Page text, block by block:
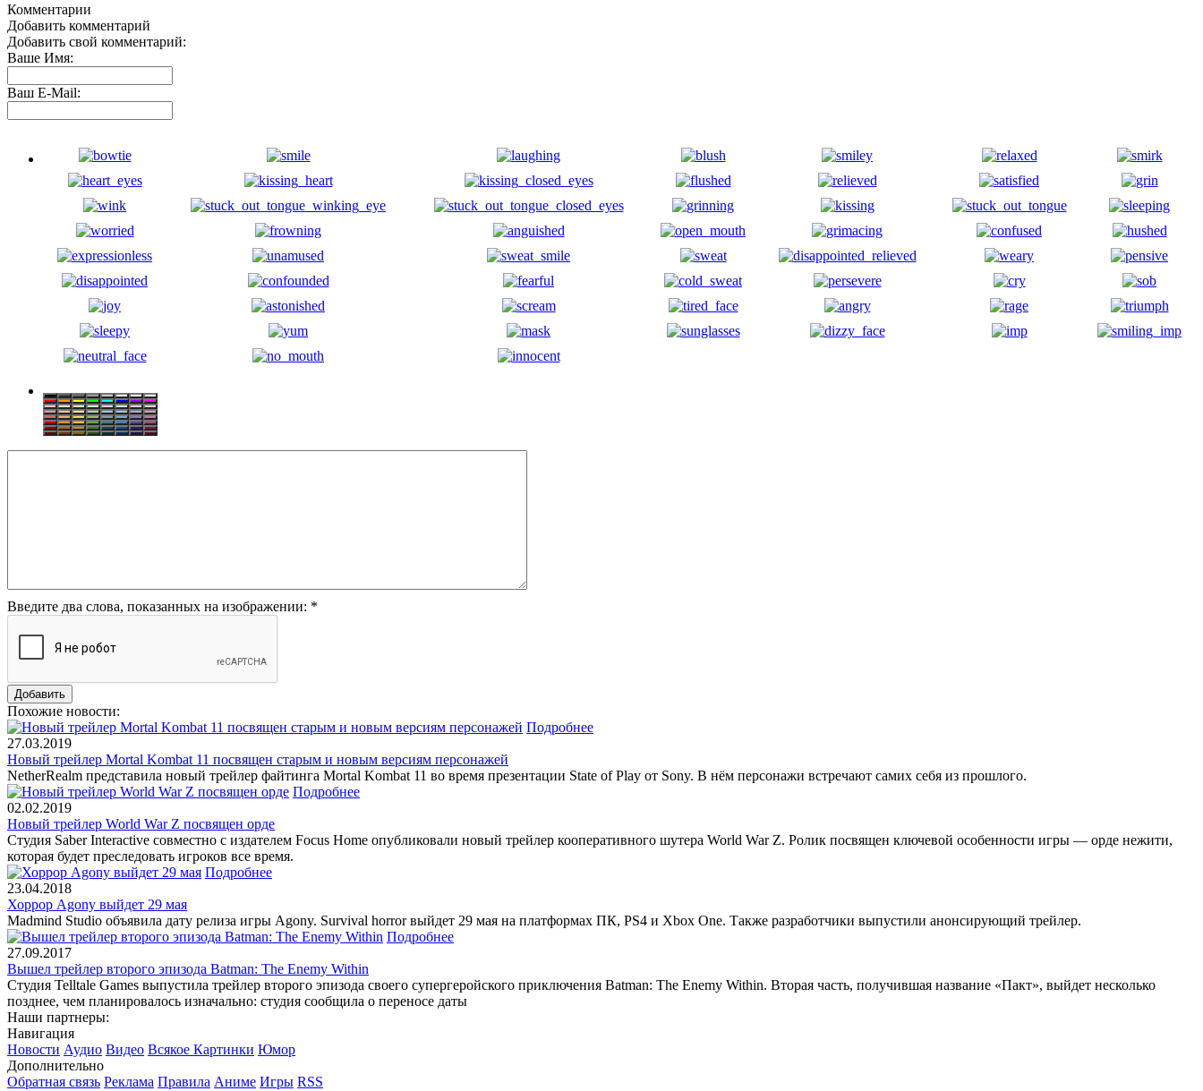
Комментарии
Добавить комментарий
Добавить свой комментарий:
Ваше Имя:
Ваш E-Mail:
Введите два слова, показанных на изображении: *
Похожие новости:
Подробнее
27.03.2019
Новый трейлер Mortal Kombat 11 посвящен старым и новым версиям персонажей
NetherRealm представила новый трейлер файтинга Mortal Kombat 11 во время презентации State of Play от Sony. В нём персонажи встречают самих себя из прошлого.
Подробнее
02.02.2019
Новый трейлер World War Z посвящен орде
Студия Saber Interactive совместно с издателем Focus Home опубликовали новый трейлер кооперативного шутера World War Z. Ролик посвящен ключевой особенности игры — орде нежити,
которая будет преследовать игроков все время.
Подробнее
23.04.2018
Хоррор Agony выйдет 29 мая
Madmind Studio объявила дату релиза игры Agony. Survival horror выйдет 29 мая на платформах ПК, PS4 и Xbox One. Также разработчики выпустили анонсирующий трейлер.
Подробнее
27.09.2017
Вышел трейлер второго эпизода Batman: The Enemy Within
Студия Telltale Games выпустила трейлер второго эпизода своего супергеройского приключения Batman: The Enemy Within. Вторая часть, получившая название «Пакт», выйдет несколько
позднее, чем планировалось изначально: студия сообщила о переносе даты
Наши партнеры:
Навигация
Новости Аудио Видео Всякое Картинки Юмор
Дополнительно
Обратная связь Реклама Правила Аниме Игры RSS